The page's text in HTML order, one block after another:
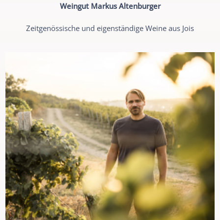
Weingut Markus Altenburger
Zeitgenössische und eigenständige Weine aus Jois